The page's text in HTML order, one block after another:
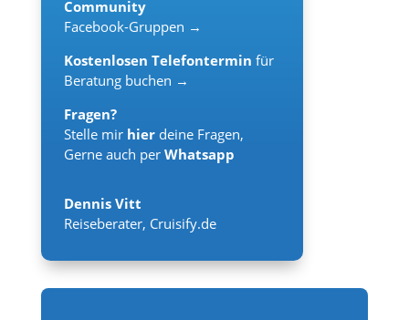
Community
Facebook-Gruppen →
Kostenlosen Telefontermin für
Beratung buchen →
Fragen?
Stelle mir hier deine Fragen,
Gerne auch per Whatsapp
Dennis Vitt
Reiseberater, Cruisify.de